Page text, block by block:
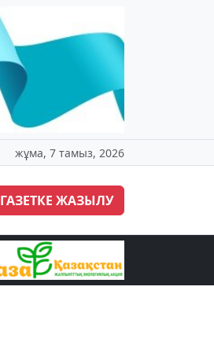
жұма, 7 тамыз, 2026
ГАЗЕТКЕ ЖАЗЫЛУ